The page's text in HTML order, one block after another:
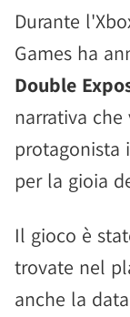
Durante
Games ha
Double
narrativa
protagonista
per la gioia
Il gioco è
trovate nel
anche la